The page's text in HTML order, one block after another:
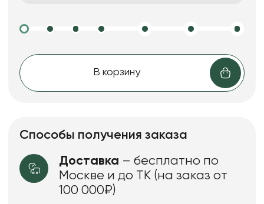
В корзину
Способы получения заказа
Доставка – бесплатно по
Москве и до ТК (на заказ от
100 000₽)